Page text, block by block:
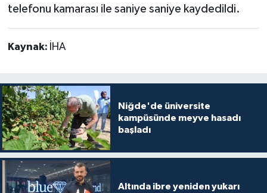
telefonu kamarası ile saniye saniye kaydedildi.
Kaynak: İHA
Niğde'de üniversite
kampüsünde meyve hasadı
başladı
Altında ibre yeniden yukarı